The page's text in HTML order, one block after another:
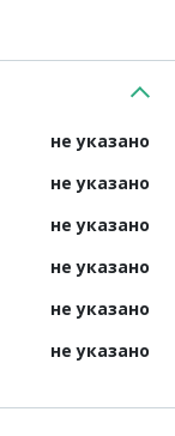
не указано
не указано
не указано
не указано
не указано
не указано